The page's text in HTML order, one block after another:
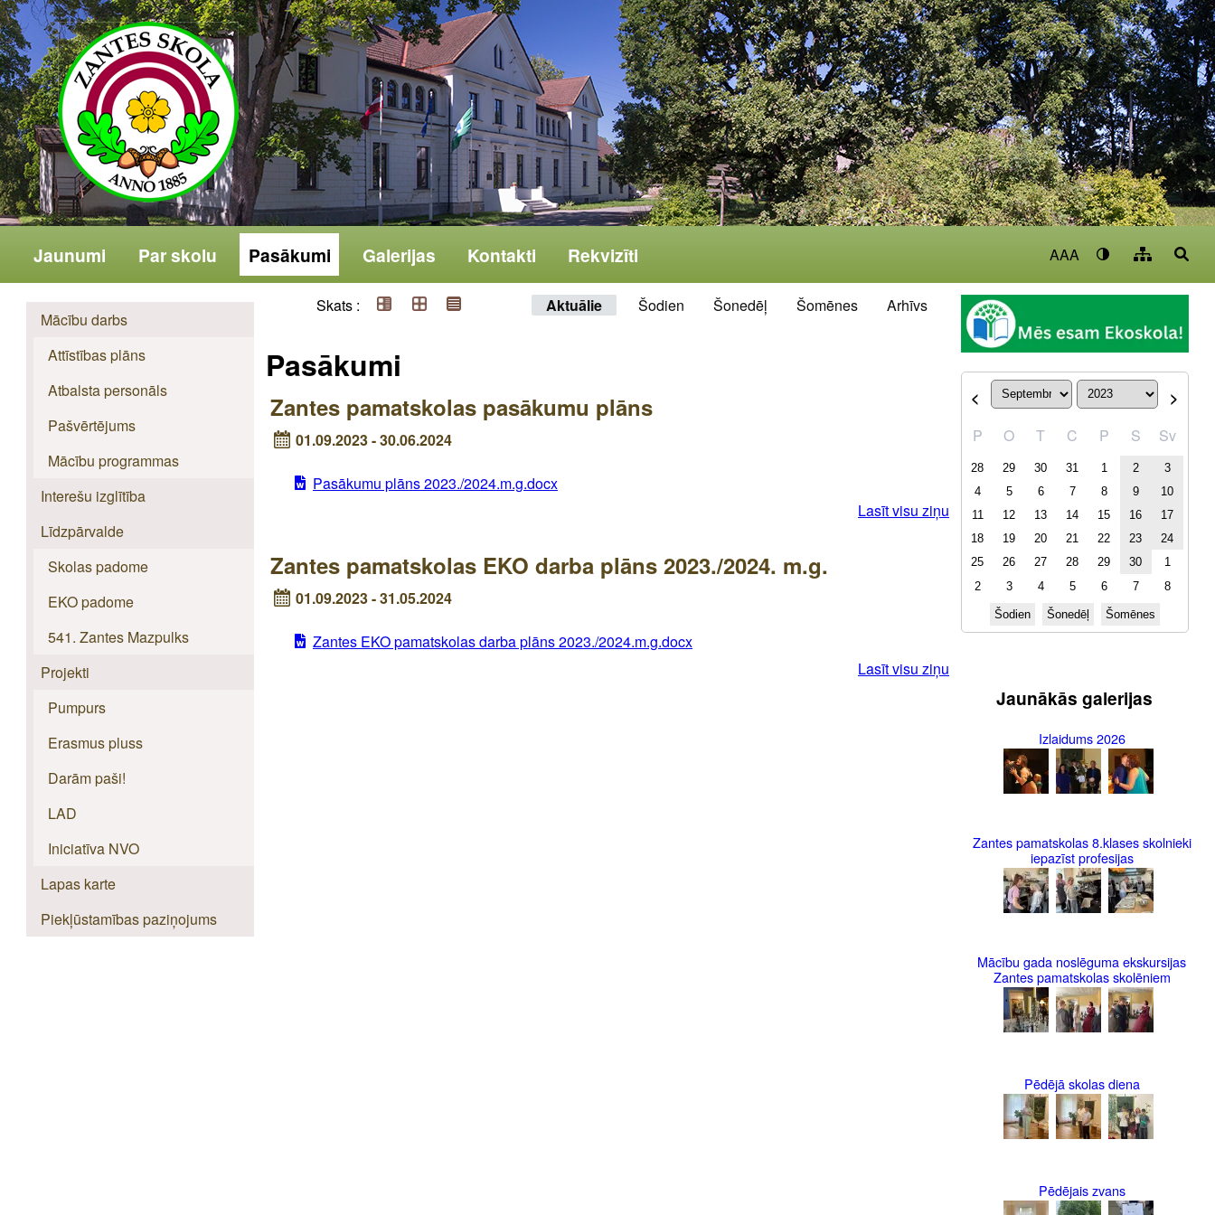
Jaunumi Par skolu Pasākumi Galerijas Kontakti Rekvizīti AAA
Mācību darbs
Attīstības plāns
Atbalsta personāls
Pašvērtējums
Mācību programmas
Interešu izglītība
Līdzpārvalde
Skolas padome
EKO padome
541. Zantes Mazpulks
Projekti
Pumpurs
Erasmus pluss
Darām paši!
LAD
Iniciatīva NVO
Lapas karte
Piekļūstamības paziņojums
Skats : Aktuālie Šodien Šonedēļ Šomēnes Arhīvs
Pasākumi
Zantes pamatskolas pasākumu plāns
01.09.2023 - 30.06.2024
Pasākumu plāns 2023./2024.m.g.docx
Lasīt visu ziņu
Zantes pamatskolas EKO darba plāns 2023./2024. m.g.
01.09.2023 - 31.05.2024
Zantes EKO pamatskolas darba plāns 2023./2024.m.g.docx
Lasīt visu ziņu
<
>
P
O T C P S Sv
28 29 30 31 1 2
3
4
5 6 7 8 9
10
11
12 13 14 15 16
17
18
19 20 21 22 23
24
25
26 27 28 29 30
1
2
3 4 5 6 7 8
Šodien Šonedēļ Šomēnes
Jaunākās galerijas
Izlaidums 2026
Zantes pamatskolas 8.klases skolnieki
iepazīst profesijas
Mācību gada noslēguma ekskursijas
Zantes pamatskolas skolēniem
Pēdējā skolas diena
Pēdējais zvans